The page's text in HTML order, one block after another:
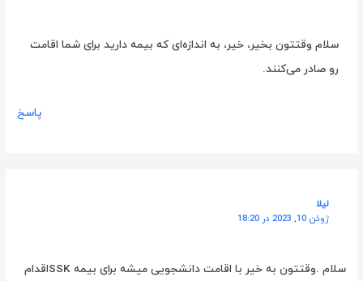
سلام وقتتون بخیر، خیر، به اندازه‌ای که بیمه دارید برای شما اقامت
رو صادر می‌کنند.
پاسخ
لیلا
ژوئن 10, 2023 در 18:20
سلام .وقتتون به خیر با اقامت دانشجویی میشه برای بیمه SSKاقدام